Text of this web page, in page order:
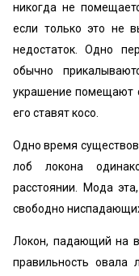
никогда не
если только это не
недостаток. Одно
обычно
украшение помещают
его ставят косо.
Одно время
лоб локона
расстоянии. Мода
свободно
Локон, падающий на
правильность